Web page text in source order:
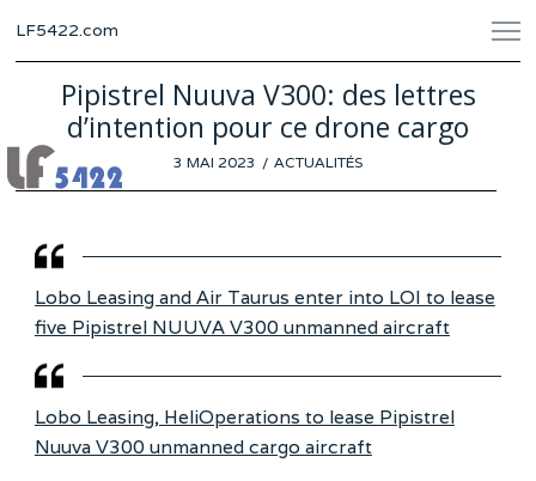
LF5422.com
Pipistrel Nuuva V300: des lettres
d’intention pour ce drone cargo
POSTED
3 MAI 2023 26ACTUALITÉS
Lobo Leasing and Air Taurus enter into LOI to lease
five Pipistrel NUUVA V300 unmanned aircraft
Lobo Leasing, HeliOperations to lease Pipistrel
Nuuva V300 unmanned cargo aircraft